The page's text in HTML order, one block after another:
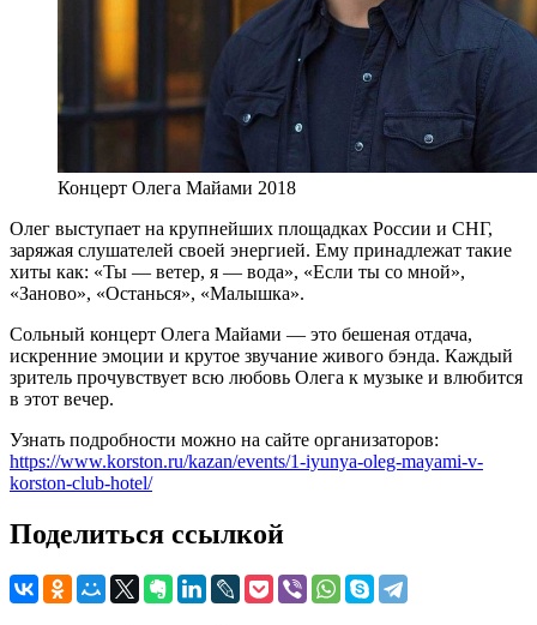
Концерт Олега Майами 2018
Олег выступает на крупнейших площадках России и СНГ,
заряжая слушателей своей энергией. Ему принадлежат такие
хиты как: «Ты — ветер, я — вода», «Если ты со мной»,
«Заново», «Останься», «Малышка».
Сольный концерт Олега Майами — это бешеная отдача,
искренние эмоции и крутое звучание живого бэнда. Каждый
зритель прочувствует всю любовь Олега к музыке и влюбится
в этот вечер.
Узнать подробности можно на сайте организаторов:
https://www.korston.ru/kazan/events/1-iyunya-oleg-mayami-v-
korston-club-hotel/
Поделиться ссылкой